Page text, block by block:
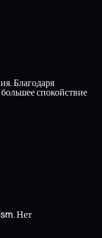
Благодаря
спокойствие
Нет